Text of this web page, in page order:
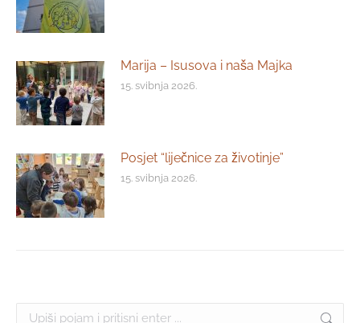
Marija – Isusova i naša Majka
15. svibnja 2026.
Posjet “liječnice za životinje”
15. svibnja 2026.
Search: